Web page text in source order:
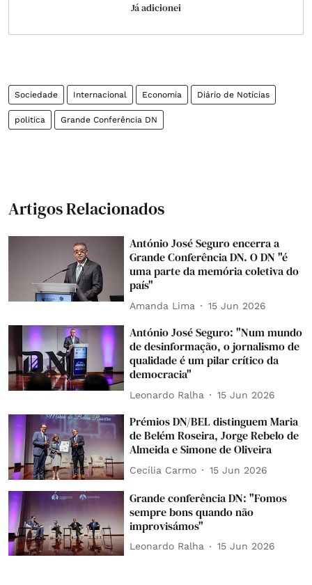
Já adicionei
Sociedade Internacional Economia Diário de Notícias
politica Grande Conferência DN
Artigos Relacionados
António José Seguro encerra a
Grande Conferência DN. O DN "é
uma parte da memória coletiva do
país"
Amanda Lima 15 Jun 2026
António José Seguro: "Num mundo
de desinformação, o jornalismo de
qualidade é um pilar crítico da
democracia"
Leonardo Ralha 15 Jun 2026
Prémios DN/BEL distinguem Maria
de Belém Roseira, Jorge Rebelo de
Almeida e Simone de Oliveira
Cecília Carmo 15 Jun 2026
Grande conferência DN: "Fomos
sempre bons quando não
improvisámos"
Leonardo Ralha 15 Jun 2026